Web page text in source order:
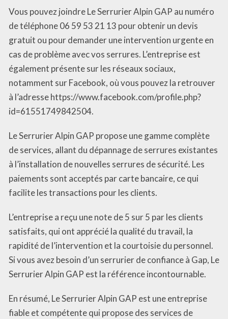
Vous pouvez joindre Le Serrurier Alpin GAP au numéro
de téléphone 06 59 53 21 13 pour obtenir un devis
gratuit ou pour demander une intervention urgente en
cas de problème avec vos serrures. L’entreprise est
également présente sur les réseaux sociaux,
notamment sur Facebook, où vous pouvez la retrouver
à l’adresse https://www.facebook.com/profile.php?
id=61551749842504.
Le Serrurier Alpin GAP propose une gamme complète
de services, allant du dépannage de serrures existantes
à l’installation de nouvelles serrures de sécurité. Les
paiements sont acceptés par carte bancaire, ce qui
facilite les transactions pour les clients.
L’entreprise a reçu une note de 5 sur 5 par les clients
satisfaits, qui ont apprécié la qualité du travail, la
rapidité de l’intervention et la courtoisie du personnel.
Si vous avez besoin d’un serrurier de confiance à Gap, Le
Serrurier Alpin GAP est la référence incontournable.
En résumé, Le Serrurier Alpin GAP est une entreprise
fiable et compétente qui propose des services de